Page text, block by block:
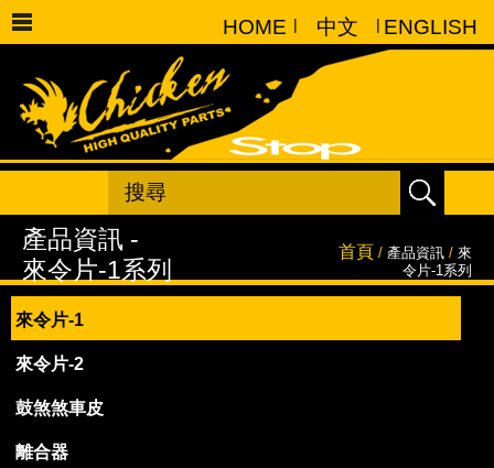
HOME | 中文 | ENGLISH
首頁 / 產品資訊 / 來
令片-1系列
來令片-1
來令片-2
鼓煞煞車皮
離合器